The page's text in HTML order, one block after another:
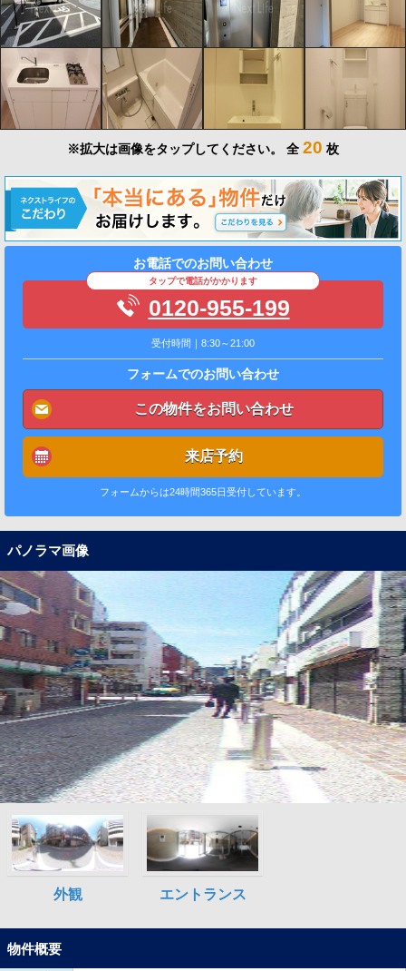
※拡大は画像をタップしてください。 全 20 枚
お電話でのお問い合わせ
タップで電話がかかります
0120-955-199
受付時間｜8:30～21:00
フォームでのお問い合わせ
この物件をお問い合わせ
来店予約
フォームからは24時間365日受付しています。
パノラマ画像
物件概要